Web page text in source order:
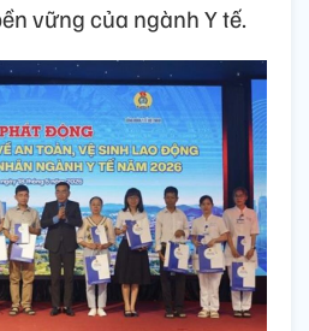
vững của ngành Y tế.